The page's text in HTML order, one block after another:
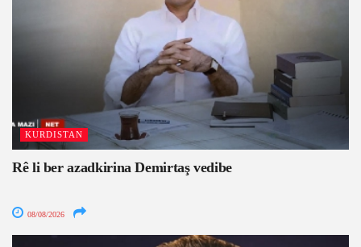
KURDISTAN
Rê li ber azadkirina Demirtaş vedibe
08/08/2026